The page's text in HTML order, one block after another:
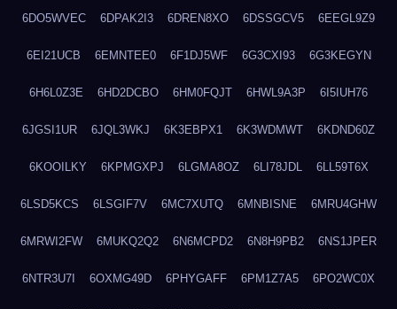
6DO5WVEC 6DPAK2I3 6DREN8XO 6DSSGCV5 6EEGL9Z9
6EI21UCB 6EMNTEE0 6F1DJ5WF 6G3CXI93 6G3KEGYN
6H6L0Z3E 6HD2DCBO 6HM0FQJT 6HWL9A3P 6I5IUH76
6JGSI1UR 6JQL3WKJ 6K3EBPX1 6K3WDMWT 6KDND60Z
6KOOILKY 6KPMGXPJ 6LGMA8OZ 6LI78JDL 6LL59T6X
6LSD5KCS 6LSGIF7V 6MC7XUTQ 6MNBISNE 6MRU4GHW
6MRWI2FW 6MUKQ2Q2 6N6MCPD2 6N8H9PB2 6NS1JPER
6NTR3U7I 6OXMG49D 6PHYGAFF 6PM1Z7A5 6PO2WC0X